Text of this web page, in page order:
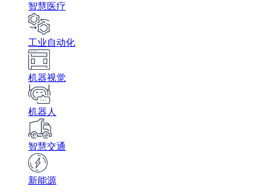
智慧医疗
工业自动化
机器视觉
机器人
智慧交通
新能源